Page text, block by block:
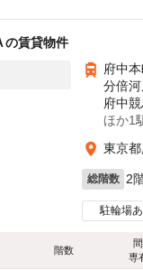
の賃貸物件
府中
分倍
府中
ほか1
東京
総階数 2
駐輪場あ
階数
専